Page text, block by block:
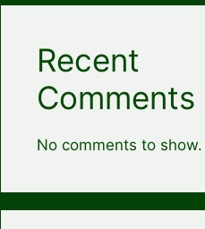
Recent
Comments
No comments to show.